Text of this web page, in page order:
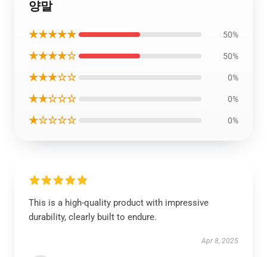
양말
★★★★★ 50%
★★★★☆ 50%
★★★☆☆ 0%
★★☆☆☆ 0%
★☆☆☆☆ 0%
This is a high-quality product with impressive
durability, clearly built to endure.
Apr 8, 2025